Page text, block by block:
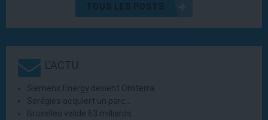
TOUS LES POSTS
L'ACTU
Siemens Energy devient Omterra
Sorégies acquiert un parc…
Bruxelles valide 63 milliards…